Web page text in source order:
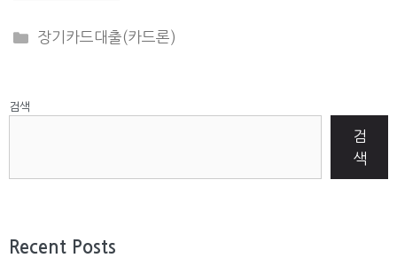
CATEGORIES
장기카드대출(카드론)
검색
검
색
Recent Posts